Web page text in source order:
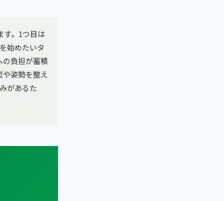
す。1つ目は
始めたいタ
の負担が蓄積
や姿勢を整え
があるた